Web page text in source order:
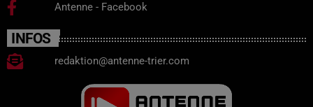
Antenne - Facebook
INFOS
redaktion@antenne-trier.com